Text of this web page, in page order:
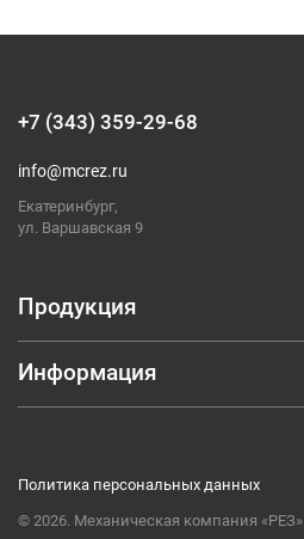
Продукция
Фрезерование
Точение
Отрезка и обработка канавок
Резьбонарезание
Информация
+7 (343) 359-29-68
info@mcrez.ru
Екатеринбург,
ул. Варшавская 9
© 2026. Механическая компания «РЕЗ»
Политика персональных данных